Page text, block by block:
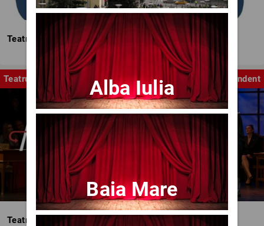
Teatrul Mic - Stagiunea 2025-2026
Teatru Independent
Teatrul Avangardia
Alba Iulia
Baia Mare